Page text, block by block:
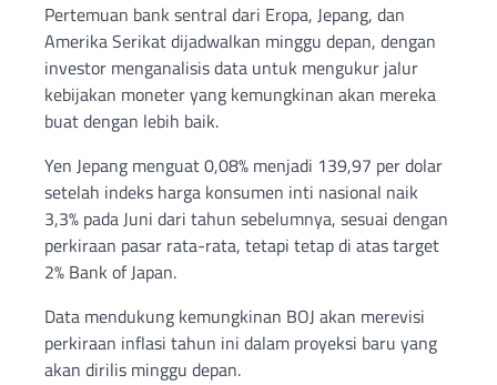
Pertemuan bank sentral dari Eropa, Jepang, dan
Amerika Serikat dijadwalkan minggu depan, dengan
investor menganalisis data untuk mengukur jalur
kebijakan moneter yang kemungkinan akan mereka
buat dengan lebih baik.
Yen Jepang menguat 0,08% menjadi 139,97 per dolar
setelah indeks harga konsumen inti nasional naik
3,3% pada Juni dari tahun sebelumnya, sesuai dengan
perkiraan pasar rata-rata, tetapi tetap di atas target
2% Bank of Japan.
Data mendukung kemungkinan BOJ akan merevisi
perkiraan inflasi tahun ini dalam proyeksi baru yang
akan dirilis minggu depan.